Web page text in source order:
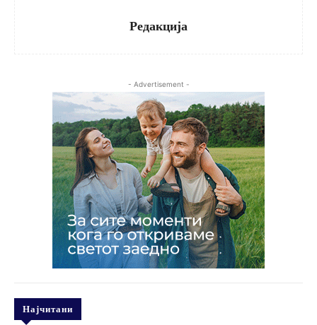
Редакција
- Advertisement -
Најчитани